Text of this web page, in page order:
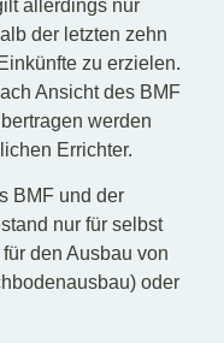
allerdings nur
der letzten zehn
zu erzielen.
Ansicht des BMF
werden
Errichter.
BMF und der
nur für selbst
den Ausbau von
oder